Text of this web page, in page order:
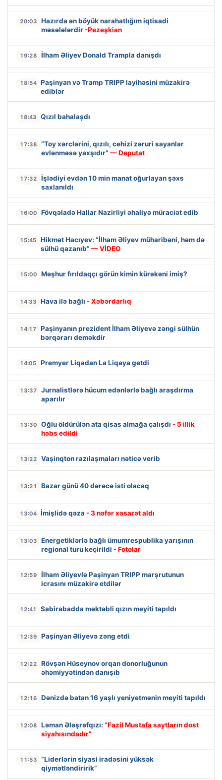
20:03
Hazırda ən böyük narahatlığım iqtisadi
məsələlərdir -Pezeşkian
19:28 İlham Əliyev Donald Trampla danışdı
18:54 Paşinyan və Tramp TRIPP layihəsini müzakirə
ediblər
18:43 Qızıl bahalaşdı
17:38
“Toy xərclərini, qızılı, cehizi zəruri sayanlar
evlənməsə yaxşıdır” — Deputat
17:32
İşlədiyi evdən 10 min manat oğurlayan şəxs
saxlanıldı
16:00 Fövqəladə Hallar Nazirliyi əhaliyə müraciət edib
15:45
Hikmət Hacıyev: “İlham Əliyev müharibəni, həm də
sülhü qazanıb” — VİDEO
15:00 Məşhur fırıldaqçı görün kimin kürəkəni imiş?
14:33 Hava ilə bağlı - Xəbərdarlıq
14:17
Paşinyanın prezident İlham Əliyevə zəngi sülhün
bərqərarı deməkdir
14:05 Premyer Liqadan La Liqaya getdi
13:37
Jurnalistlərə hücum edənlərlə bağlı araşdırma
aparılır
13:30 Oğlu öldürülən ata qisas almağa çalışdı - 5 illik
həbs edildi
13:22 Vaşinqton razılaşmaları nəticə verib
13:21 Bazar günü 40 dərəcə isti olacaq
13:04 İmişlidə qəza - 3 nəfər xəsarət aldı
13:03
Energetiklərlə bağlı ümumrespublika yarışının
regional turu keçirildi - Fotolar
12:59
İlham Əliyevlə Paşinyan TRIPP marşrutunun
icrasını müzakirə etdilər
12:41 Sabirabadda məktəbli qızın meyiti tapıldı
12:39 Paşinyan Əliyevə zəng etdi
12:22
Rövşən Hüseynov orqan donorluğunun
əhəmiyyətindən danışıb
12:16 Dənizdə batan 16 yaşlı yeniyetmənin meyiti tapıldı
12:08 Ləman Ələşrəfqızı: “Fazil Mustafa saytların dost
siyahısındadır”
11:53
“Liderlərin siyasi iradəsini yüksək
qiymətləndiririk”